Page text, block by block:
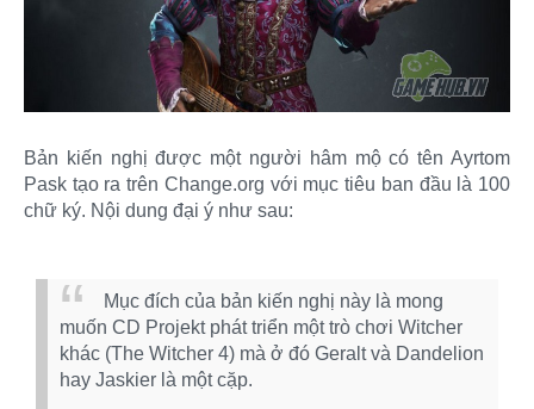
Bản kiến nghị được một người hâm mộ có tên Ayrtom
Pask tạo ra trên Change.org với mục tiêu ban đầu là 100
chữ ký. Nội dung đại ý như sau:
Mục đích của bản kiến nghị này là mong
muốn CD Projekt phát triển một trò chơi Witcher
khác (The Witcher 4) mà ở đó Geralt và Dandelion
hay Jaskier là một cặp.